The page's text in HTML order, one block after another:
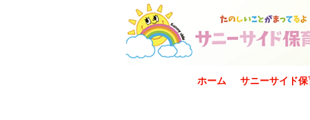
ホーム サニーサイド